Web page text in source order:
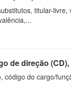
titular-
de direção
código do cargo/